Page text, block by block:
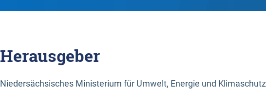
Herausgeber
Niedersächsisches Ministerium für Umwelt, Energie und Klimaschutz